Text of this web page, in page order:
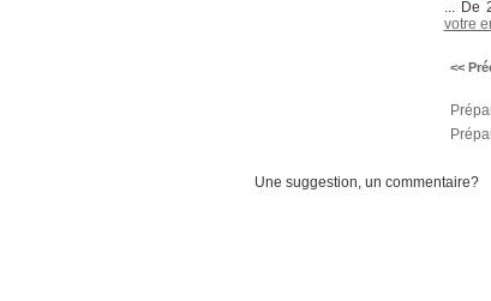
... De
votre
<<
Une suggestion, un commentaire?